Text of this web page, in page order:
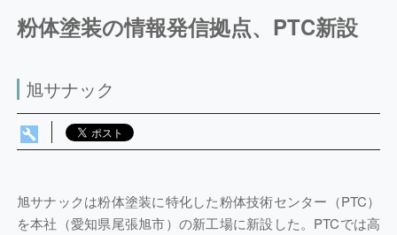
粉体塗装の情報発信拠点、PTC新設
旭サナック
旭サナックは粉体塗装に特化した粉体技術センター（PTC）
を本社（愛知県尾張旭市）の新工場に新設した。PTCでは高